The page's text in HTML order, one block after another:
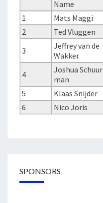
Name
1
Mats Maggi
2
Ted Vluggen
3
Jeffrey van de
Wakker
4
Joshua Schuur
man
5
Klaas Snijder
6
Nico Joris
SPONSORS